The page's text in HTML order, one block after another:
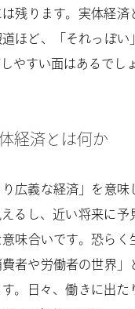
残ります。実体経済
ほど、「それっぽい
やすい面はあるでし
経済とは何か
広義な経済」を意味
るし、近い将来に予
味合いです。恐らく
者や労働者の世界」
。日々、働きに出た